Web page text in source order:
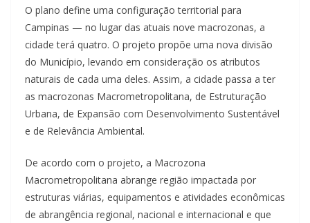
O plano define uma configuração territorial para
Campinas — no lugar das atuais nove macrozonas, a
cidade terá quatro. O projeto propõe uma nova divisão
do Município, levando em consideração os atributos
naturais de cada uma deles. Assim, a cidade passa a ter
as macrozonas Macrometropolitana, de Estruturação
Urbana, de Expansão com Desenvolvimento Sustentável
e de Relevância Ambiental.
De acordo com o projeto, a Macrozona
Macrometropolitana abrange região impactada por
estruturas viárias, equipamentos e atividades econômicas
de abrangência regional, nacional e internacional e que